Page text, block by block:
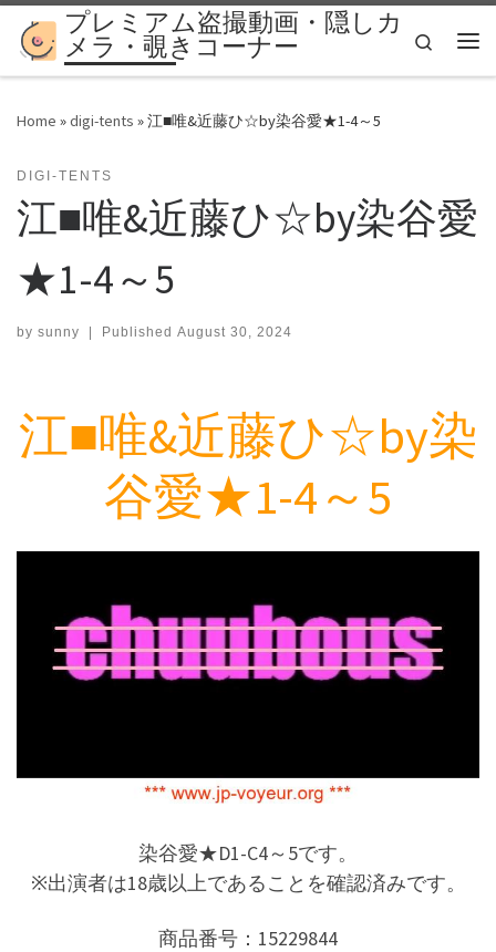
Skip to content
プレミアム盗撮動画・隠しカ
メラ・覗きコーナー
Search
Home »digi-tents »江■唯&近藤ひ☆by染谷愛★1-4～5
DIGI-TENTS
江■唯&近藤ひ☆by染谷愛
★1-4～5
by sunny Published August 30, 2024
江■唯&近藤ひ☆by染
谷愛★1-4～5
染谷愛★D1-C4～5です。
※出演者は18歳以上であることを確認済みです。
商品番号：15229844